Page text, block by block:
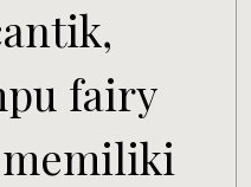
fairy